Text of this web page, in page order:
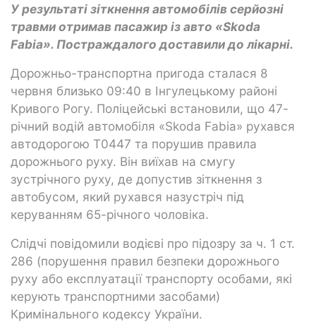
У результаті зіткнення автомобілів серйозні
травми отримав пасажир із авто «Skoda
Fabia». Постраждалого доставили до лікарні.
Дорожньо-транспортна пригода сталася 8
червня близько 09:40 в Інгулецькому районі
Кривого Рогу. Поліцейські встановили, що 47-
річний водій автомобіля «Skoda Fabia» рухався
автодорогою Т0447 та порушив правила
дорожнього руху. Він виїхав на смугу
зустрічного руху, де допустив зіткнення з
автобусом, який рухався назустріч під
керуванням 65-річного чоловіка.
Слідчі повідомили водієві про підозру за ч. 1 ст.
286 (порушення правил безпеки дорожнього
руху або експлуатації транспорту особами, які
керують транспортними засобами)
Кримінального кодексу України.